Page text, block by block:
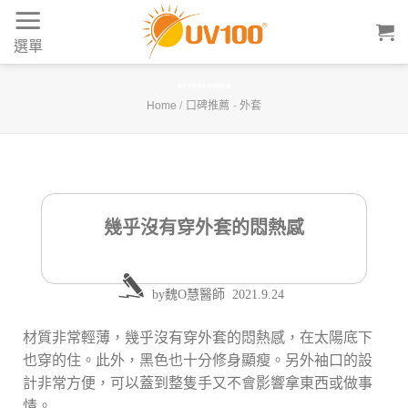
Skip
content
選單
Home / 口碑推薦 - 外套
幾乎沒有穿外套的悶熱感
by魏O慧醫師 2021.9.24
材質非常輕薄，幾乎沒有穿外套的悶熱感，在太陽底下
也穿的住。此外，黑色也十分修身顯瘦。另外袖口的設
計非常方便，可以蓋到整隻手又不會影響拿東西或做事